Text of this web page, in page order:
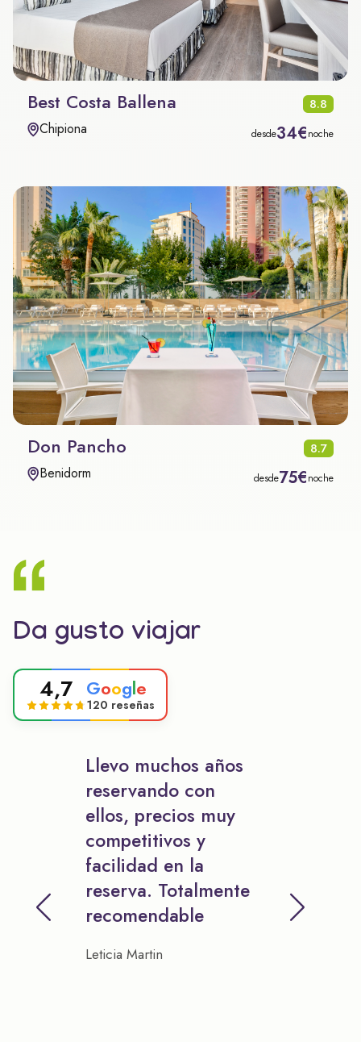
Best Costa Ballena 8.8
Chipiona desde34€noche
Don Pancho 8.7
Benidorm desde75€noche
Da gusto viajar
4,7 Google
120 reseñas
Llevo muchos años
reservando con
ellos, precios muy
competitivos y
facilidad en la
reserva. Totalmente
recomendable
Leticia Martin